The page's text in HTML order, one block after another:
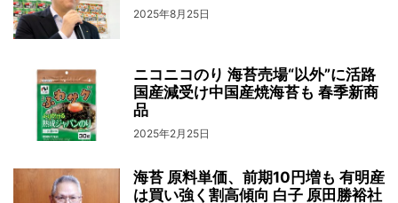
2025年8月25日
ニコニコのり 海苔売場“以外”に活路
国産減受け中国産焼海苔も 春季新商
品
2025年2月25日
海苔 原料単価、前期10円増も 有明産
は買い強く割高傾向 白子 原田勝裕社